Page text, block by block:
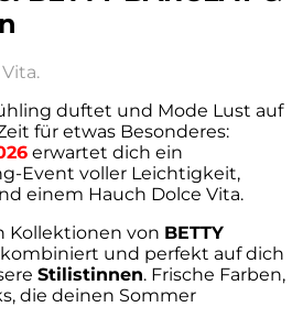
duftet und Mode Lust auf
für etwas Besonderes:
erwartet dich ein
Event voller Leichtigkeit,
einem Hauch Dolce Vita.
Kollektionen von BETTY
und perfekt auf dich
Stilistinnen. Frische Farben,
die deinen Sommer